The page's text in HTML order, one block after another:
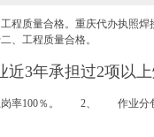
程质量合格。 重庆代办执照
工程质量合格。
年承担过2项以上
上岗率100％。 2、 作业分